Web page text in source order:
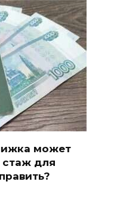
может
стаж для